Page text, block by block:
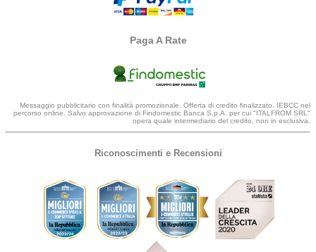
Paga A Rate
Messaggio pubblicitario con finalità promozionale. Offerta di credito finalizzato. IEBCC nel
percorso online. Salvo approvazione di Findomestic Banca S.p.A. per cui "ITALFROM SRL"
opera quale intermediario del credito, non in esclusiva.
Riconoscimenti e Recensioni